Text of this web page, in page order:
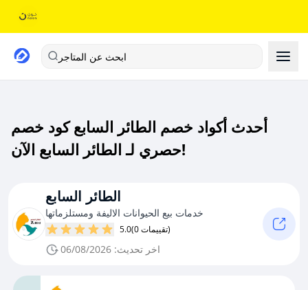
ابحث عن المتاجر
أحدث أكواد خصم الطائر السابع كود خصم
حصري لـ الطائر السابع الآن!
الطائر السابع
خدمات بيع الحيوانات الاليفة ومستلزماتها
5.0 (0 تقييمات)
اخر تحديث: 06/08/2026